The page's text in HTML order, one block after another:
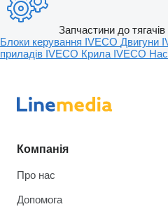
Запчастини до тягачів
Блоки керування IVECO Двигуни
приладів IVECO Крила IVECO
Компанія
Про нас
Допомога